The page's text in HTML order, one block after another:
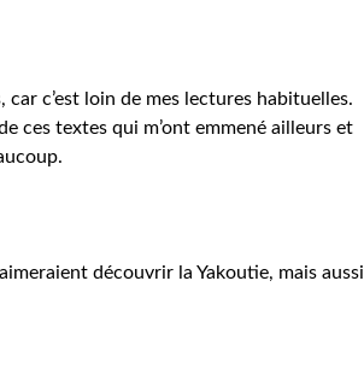
car c’est loin de mes lectures habituelles.
ces textes qui m’ont emmené ailleurs et
découvrir la Yakoutie, mais aussi